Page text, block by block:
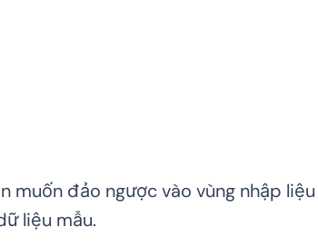
muốn đảo ngược vào vùng nhập
liệu mẫu.